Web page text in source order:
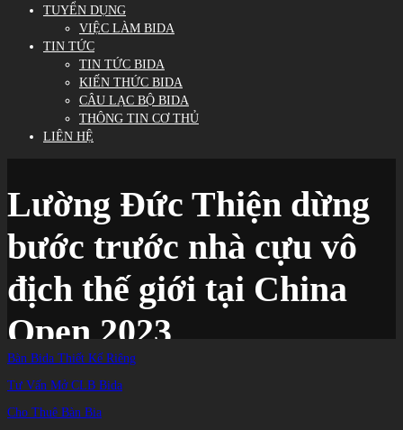
TUYỂN DỤNG
VIỆC LÀM BIDA
TIN TỨC
TIN TỨC BIDA
KIẾN THỨC BIDA
CÂU LẠC BỘ BIDA
THÔNG TIN CƠ THỦ
LIÊN HỆ
Lường Đức Thiện dừng
bước trước nhà cựu vô
địch thế giới tại China
Open 2023
TIN TỨC /
Bàn Bida Thiết Kế Riêng
Tư Vấn Mở CLB Bida
Cho Thuê Bàn Bia